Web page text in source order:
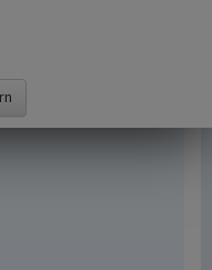
in Bacharach